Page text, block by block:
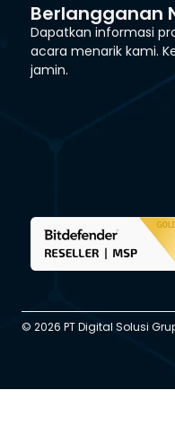
Berlangganan
Dapatkan informasi
acara menarik kami.
jamin.
© 2026 PT Digital Solusi